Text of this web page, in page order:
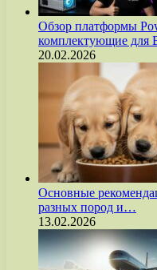
Обзор платформы
комплектующие для
20.02.2026
Основные
разных пород и…
13.02.2026